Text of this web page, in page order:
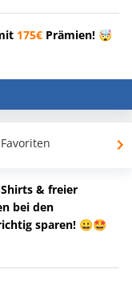
175€ Prämien! 🤯
Favoriten
& freier
bei den
sparen! 😀🤩